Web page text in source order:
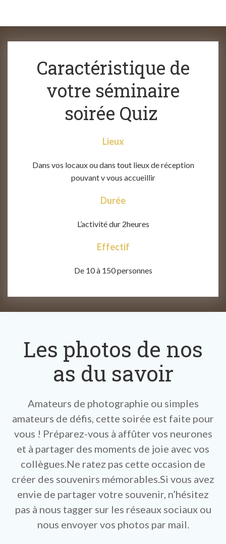
Caractéristique de
votre séminaire
soirée Quiz
Lieux
Dans vos locaux ou dans tout lieux de réception
pouvant v vous accueillir
Durée
L’activité dur 2heures
Effectif
De 10 à 150 personnes
Les photos de nos
as du savoir
Amateurs de photographie ou simples
amateurs de défis, cette soirée est faite pour
vous ! Préparez-vous à affûter vos neurones
et à partager des moments de joie avec vos
collègues.Ne ratez pas cette occasion de
créer des souvenirs mémorables.Si vous avez
envie de partager votre souvenir, n’hésitez
pas à nous tagger sur les réseaux sociaux ou
nous envoyer vos photos par mail.